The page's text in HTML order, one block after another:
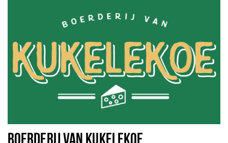
BOERDERIJ VAN KUKELEKOE